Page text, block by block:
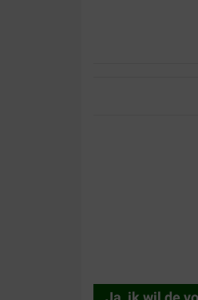
Ben zeer